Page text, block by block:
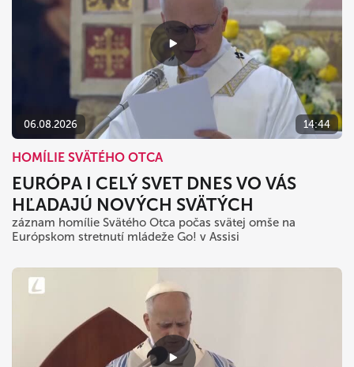
06.08.2026 14:44
HOMÍLIE SVÄTÉHO OTCA
EURÓPA I CELÝ SVET DNES VO VÁS
HĽADAJÚ NOVÝCH SVÄTÝCH
záznam homílie Svätého Otca počas svätej omše na
Európskom stretnutí mládeže Go! v Assisi